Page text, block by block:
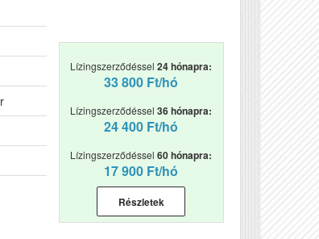
Lízingszerződéssel24 hónapra:
33 800 Ft/hó
Lízingszerződéssel36 hónapra:
24 400 Ft/hó
Lízingszerződéssel60 hónapra:
17 900 Ft/hó
Részletek